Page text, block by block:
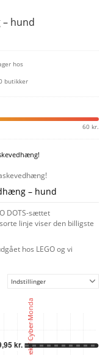
– hund
hos
butikker
60 kr.
– hund
DOTS-sættet
linje viser den billigste
hos LEGO og vi
Indstillinger